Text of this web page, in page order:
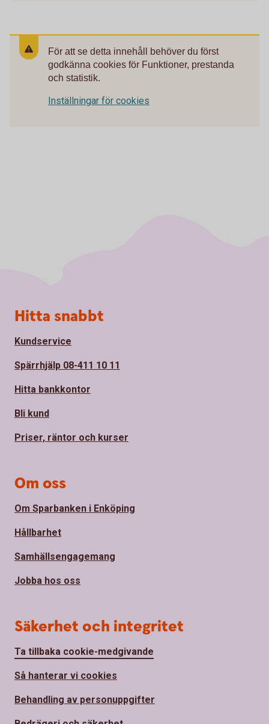
För att se detta innehåll behöver du först
godkänna cookies för Funktioner, prestanda
och statistik.
Inställningar för cookies
Sidfot
Hitta snabbt
Kundservice
Spärrhjälp 08-411 10 11
Hitta bankkontor
Bli kund
Priser, räntor och kurser
Om oss
Om Sparbanken i Enköping
Hållbarhet
Samhällsengagemang
Jobba hos oss
Säkerhet och integritet
Ta tillbaka cookie-medgivande
Så hanterar vi cookies
Behandling av personuppgifter